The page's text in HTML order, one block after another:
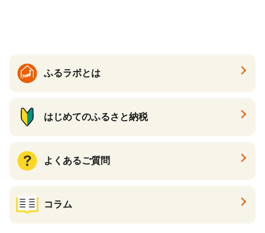
ふるラボとは
はじめてのふるさと納税
よくあるご質問
コラム